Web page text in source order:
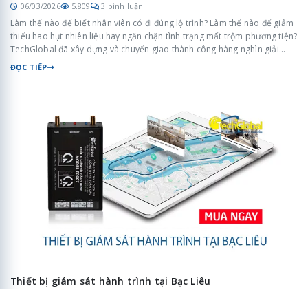
06/03/2026 5.809 3 bình luận
Làm thế nào để biết nhân viên có đi đúng lộ trình? Làm thế nào để giảm
thiểu hao hụt nhiên liệu hay ngăn chặn tình trạng mất trộm phương tiện?
TechGlobal đã xây dựng và chuyển giao thành công hàng nghìn giải
pháp quản lý phương tiện thông minh, giúp doanh nghiệp cắt giảm tới
30% chi phí quản lý và tăng hiệu suất giao nhận lên gấp đôi.
ĐỌC TIẾP
Thiết bị giám sát hành trình tại Bạc Liêu